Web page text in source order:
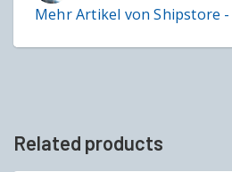
Mehr Artikel von Shipstore
Related products